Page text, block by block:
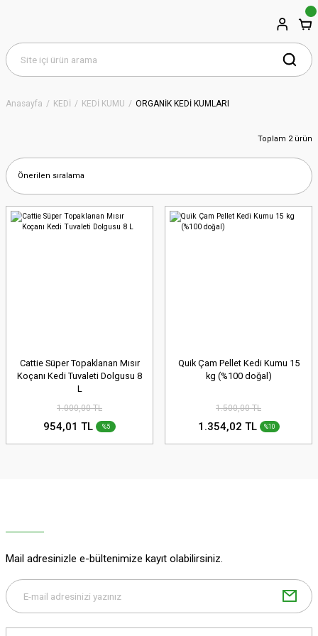
Anasayfa KEDİ KEDİ KUMU ORGANİK KEDİ KUMLARI
Toplam 2 ürün
Cattie Süper Topaklanan Mısır
Koçanı Kedi Tuvaleti Dolgusu 8
L
1.000,00 TL
954,01 TL %5
Quik Çam Pellet Kedi Kumu 15
kg (%100 doğal)
1.500,00 TL
1.354,02 TL %10
Mail adresinizle e-bültenimize kayıt olabilirsiniz.